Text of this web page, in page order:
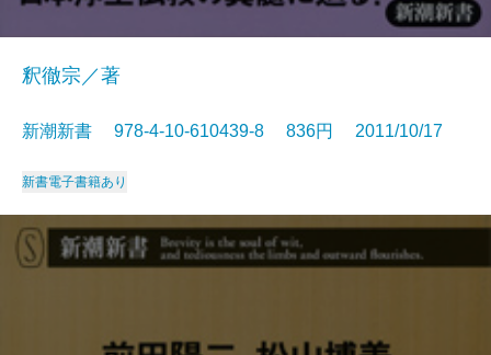
釈徹宗／著
新潮新書 978-4-10-610439-8 836円 2011/10/17
新書電子書籍あり